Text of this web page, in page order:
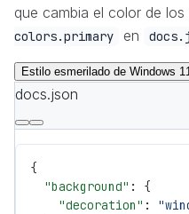
que cambia el color de
colors.primary en
Estilo esmerilado de Windows 11
docs.json
{
  "background"
: {
    "decoration"
: